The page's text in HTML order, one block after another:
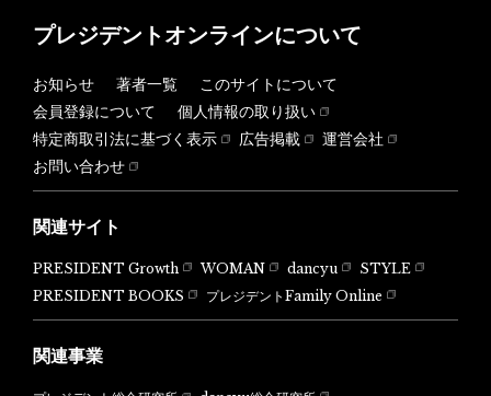
プレジデントオンラインについて
お知らせ 著者一覧
このサイトについて
会員登録について
個人情報の取り扱い
特定商取引法に基づく表示
広告掲載
運営会社
お問い合わせ
関連サイト
PRESIDENT Growth WOMAN dancyu
STYLE
PRESIDENT BOOKS
プレジデントFamily Online
関連事業